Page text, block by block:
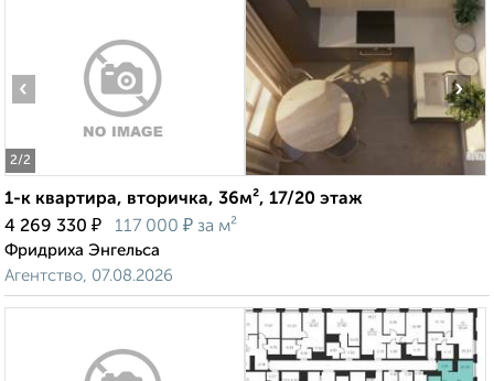
2/2
‹ ›
1-к квартира, вторичка, 36м², 17/20 этаж
4 269 330 ₽ 117 000 ₽ за м²
Фридриха Энгельса
Агентство, 07.08.2026